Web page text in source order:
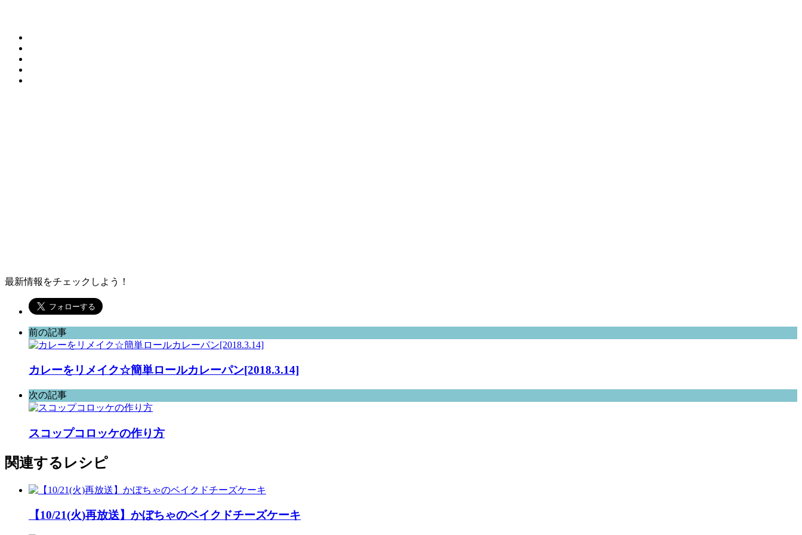
最新情報をチェックしよう！
前の記事
カレーをリメイク☆簡単ロールカレーパン[2018.3.14]
次の記事
スコップコロッケの作り方
関連するレシピ
【10/21(火)再放送】かぼちゃのベイクドチーズケーキ